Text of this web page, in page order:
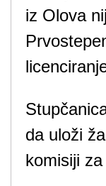
iz Olova
da uloži
komisiji